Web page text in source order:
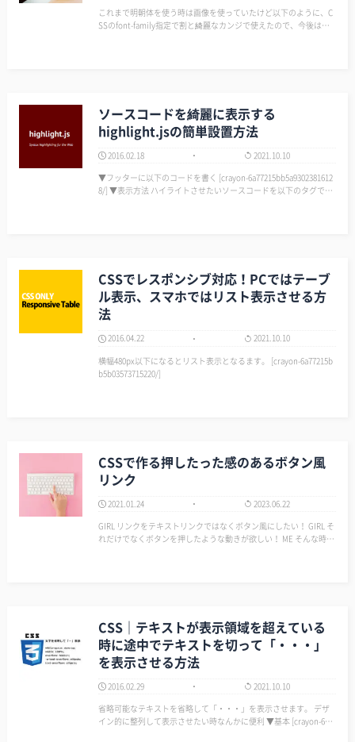
これまで明朝体を使う時は画像を使っていたけど以下のように、C
SSのfont-family指定で割と綺麗なカンジで使えたので、今後は画
ソースコードを綺麗に表示する
highlight.jsの簡単設置方法
2016.02.18
2021.10.10
▼フッターに以下のコードを書く [crayon-6a77215bb5a9302381612
8/] ▼表示方法 ハイライトさせたいソースコードを以下のタグで囲
CSSでレスポンシブ対応！PCではテーブ
ル表示、スマホではリスト表示させる方
法
2016.04.22
2021.10.10
横幅480px以下になるとリスト表示となるます。 [crayon-6a77215b
b5b03573715220/]
CSSで作る押したった感のあるボタン風
リンク
2021.01.24
2023.06.22
GIRL リンクをテキストリンクではなくボタン風にしたい！ GIRL そ
れだけでなくボタンを押したような動きが欲しい！ ME そんな時は
CSS｜テキストが表示領域を超えている
時に途中でテキストを切って「・・・」
を表示させる方法
2016.02.29
2021.10.10
省略可能なテキストを省略して「・・・」を表示させます。 デザ
イン的に整列して表示させたい時なんかに便利 ▼基本 [crayon-6a7